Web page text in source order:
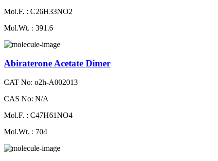
Mol.F. : C26H33NO2
Mol.Wt. : 391.6
Abiraterone Acetate Dimer
CAT No: o2h-A002013
CAS No: N/A
Mol.F. : C47H61NO4
Mol.Wt. : 704